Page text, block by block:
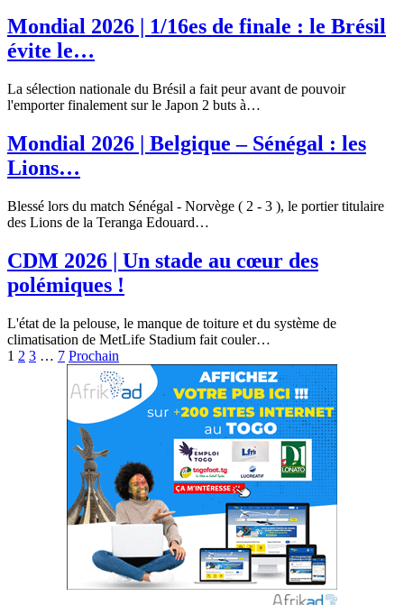
Mondial 2026 | 1/16es de finale : le Brésil
évite le…
La sélection nationale du Brésil a fait peur avant de pouvoir
l'emporter finalement sur le Japon 2 buts à…
Mondial 2026 | Belgique – Sénégal : les
Lions…
Blessé lors du match Sénégal - Norvège ( 2 - 3 ), le portier titulaire
des Lions de la Teranga Edouard…
CDM 2026 | Un stade au cœur des
polémiques !
L'état de la pelouse, le manque de toiture et du système de
climatisation de MetLife Stadium fait couler…
1 2 3 … 7 Prochain